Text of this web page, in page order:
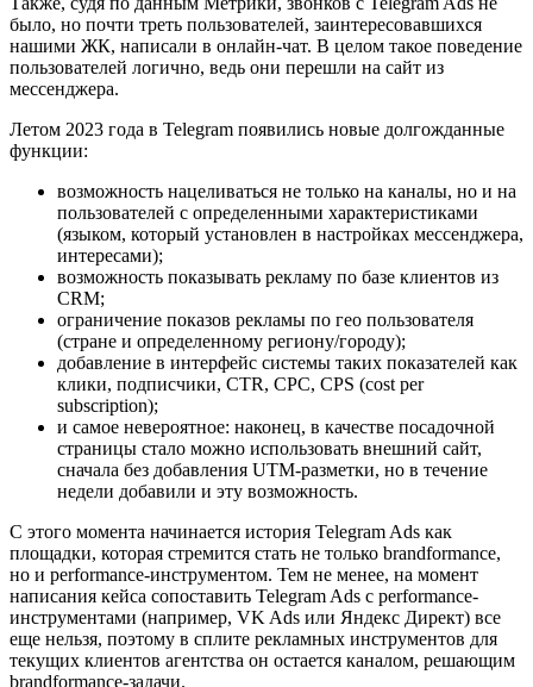
было, но почти треть пользователей, заинтересовавшихся
нашими ЖК, написали в онлайн-чат. В целом такое поведение
пользователей логично, ведь они перешли на сайт из
мессенджера.
Летом 2023 года в Telegram появились новые долгожданные
функции:
возможность нацеливаться не только на каналы, но и на
пользователей с определенными характеристиками
(языком, который установлен в настройках мессенджера,
интересами);
возможность показывать рекламу по базе клиентов из
CRM;
ограничение показов рекламы по гео пользователя
(стране и определенному региону/городу);
добавление в интерфейс системы таких показателей как
клики, подписчики, CTR, CPC, CPS (cost per
subscription);
и самое невероятное: наконец, в качестве посадочной
страницы стало можно использовать внешний сайт,
сначала без добавления UTM-разметки, но в течение
недели добавили и эту возможность.
С этого момента начинается история Telegram Ads как
площадки, которая стремится стать не только brandformance,
но и performance-инструментом. Тем не менее, на момент
написания кейса сопоставить Telegram Ads с performance-
инструментами (например, VK Ads или Яндекс Директ) все
еще нельзя, поэтому в сплите рекламных инструментов для
текущих клиентов агентства он остается каналом, решающим
brandformance-задачи.